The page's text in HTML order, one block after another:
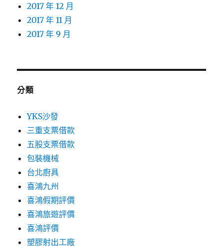
2017 年 12 月
2017 年 11 月
2017 年 9 月
分類
YKS沙發
三重支票借款
五股支票借款
包裝機械
台北廚具
喜鴻九州
喜鴻假期評價
喜鴻旅遊評價
喜鴻評價
塑膠射出工廠